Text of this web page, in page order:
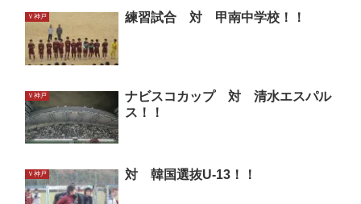
Ｖ神戸 練習試合 対 甲南中学校！！
Ｖ神戸
ナビスコカップ 対 清水エスパル
ス！！
Ｖ神戸 対 韓国選抜U-13！！